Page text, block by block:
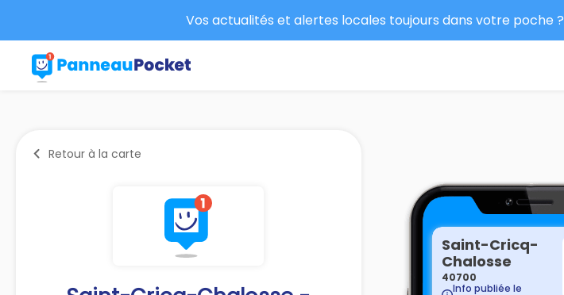
Vos actualités et alertes locales toujours dans votre poche ?
Retour à la carte
Saint-Cricq-
Chalosse
40700
Info publiée le